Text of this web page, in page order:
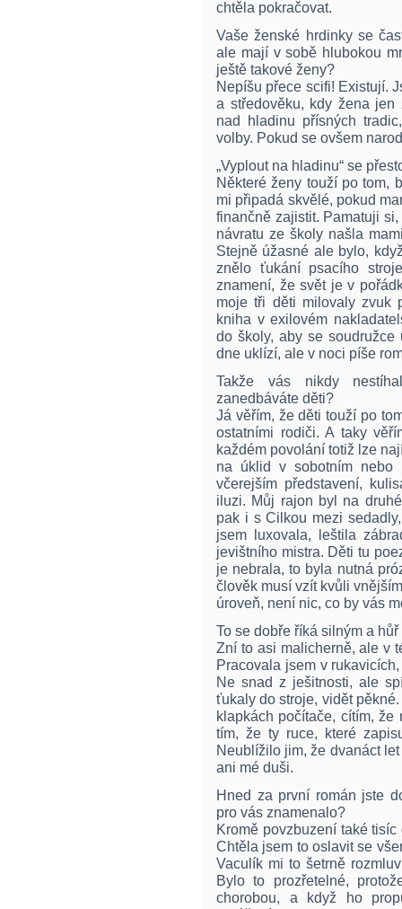
chtěla pokračovat.
Vaše ženské hrdinky se
ale mají v sobě hlubokou
ještě takové ženy?
Nepíšu přece scifi! Existují.
a středověku, kdy žena jen
nad hladinu přísných
volby. Pokud se ovšem
„Vyplout na hladinu“ se
Některé ženy touží po tom,
mi připadá skvělé, pokud
finančně zajistit. Pamatuji
návratu ze školy našla
Stejně úžasné ale bylo,
znělo ťukání psacího
znamení, že svět je v
moje tři děti milovaly zvuk
kniha v exilovém
do školy, aby se
dne uklízí, ale v noci píše
Takže vás nikdy
zanedbáváte děti?
Já věřím, že děti touží po
ostatními rodiči. A taky
každém povolání totiž lze
na úklid v sobotním nebo
včerejším představení,
iluzi. Můj rajon byl na
pak i s Cilkou mezi
jsem luxovala, leštila
jevištního mistra. Děti tu
je nebrala, to byla nutná
člověk musí vzít kvůli
úroveň, není nic, co by vás
To se dobře říká silným a
Zní to asi malicherně, ale v
Pracovala jsem v
Ne snad z ješitnosti, ale
ťukaly do stroje, vidět
klapkách počítače, cítím,
tím, že ty ruce, které
Neublížilo jim, že dvanáct
ani mé duši.
Hned za první román jste
pro vás znamenalo?
Kromě povzbuzení také
Chtěla jsem to oslavit se
Vaculík mi to šetrně
Bylo to prozřetelné,
chorobou, a když ho